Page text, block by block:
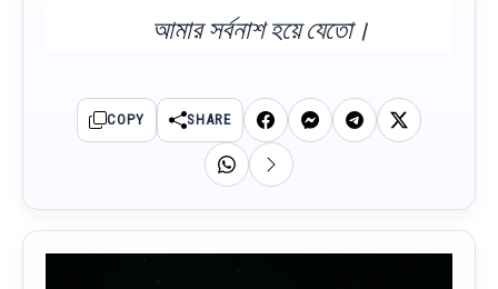
আমার সর্বনাশ হয়ে যেতো।
COPY SHARE